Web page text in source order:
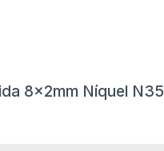
8x2mm Níquel N35